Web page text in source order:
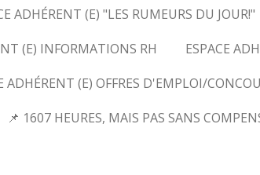
ADHÉRENT (E) "LES RUMEURS DU JOUR!"
(E) INFORMATIONS RH
ESPACE
ADHÉRENT (E) OFFRES D'EMPLOI/
📌 1607 HEURES, MAIS PAS SANS